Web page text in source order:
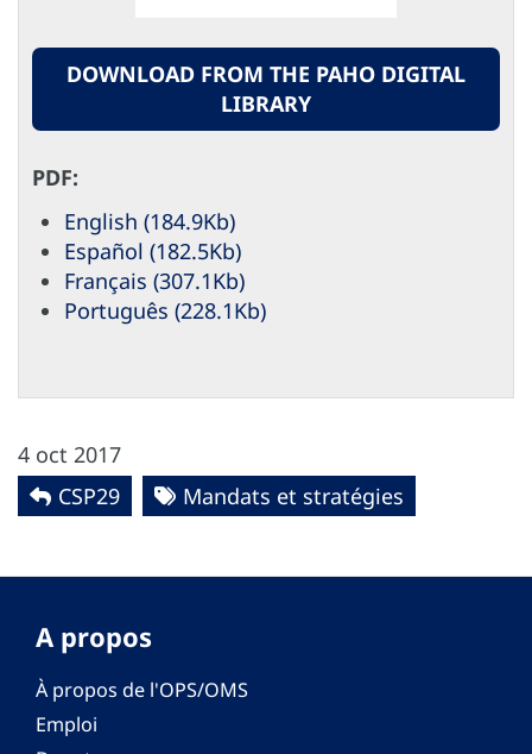
DOWNLOAD FROM THE PAHO DIGITAL
LIBRARY
PDF:
English (184.9Kb)
Español (182.5Kb)
Français (307.1Kb)
Português (228.1Kb)
4 oct 2017
CSP29
Mandats et stratégies
A propos
À propos de l'OPS/OMS
Emploi